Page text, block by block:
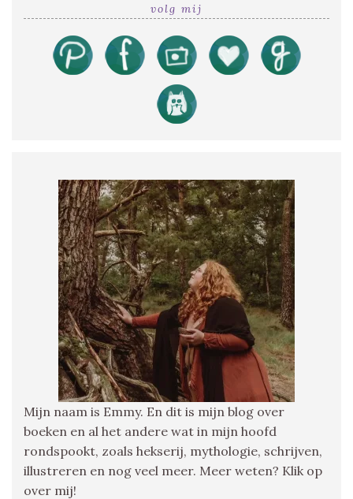
volg mij
Mijn naam is Emmy. En dit is mijn blog over
boeken en al het andere wat in mijn hoofd
rondspookt, zoals hekserij, mythologie, schrijven,
illustreren en nog veel meer. Meer weten? Klik op
over mij!